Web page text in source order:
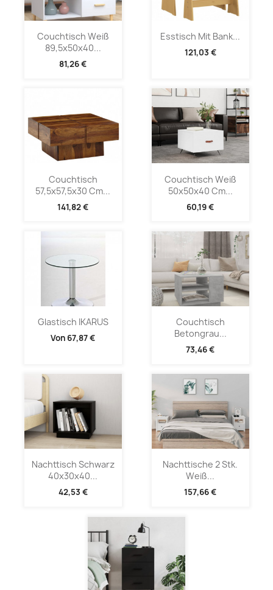
Couchtisch Weiß
89,5x50x40...
81,26 €
Esstisch Mit Bank...
121,03 €
Couchtisch
57,5x57,5x30 Cm...
141,82 €
Couchtisch Weiß
50x50x40 Cm...
60,19 €
Glastisch IKARUS
Von 67,87 €
Couchtisch
Betongrau...
73,46 €
Nachttisch Schwarz
40x30x40...
42,53 €
Nachttische 2 Stk.
Weiß...
157,66 €